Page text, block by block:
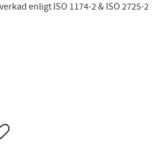
enligt ISO 1174-2 & ISO 2725-2
till i favoriter